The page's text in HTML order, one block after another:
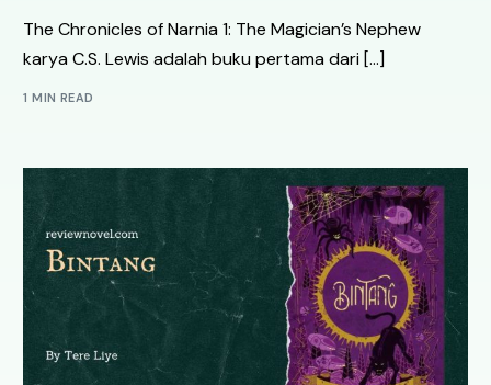
The Chronicles of Narnia 1: The Magician’s Nephew
karya C.S. Lewis adalah buku pertama dari […]
1 MIN READ